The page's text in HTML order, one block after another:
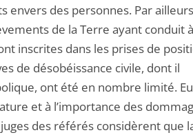
envers des personnes. Par
de la Terre ayant conduit
inscrites dans les prises de
de désobéissance civile, dont il
ont été en nombre limité.
et à l’importance des
des référés considèrent que